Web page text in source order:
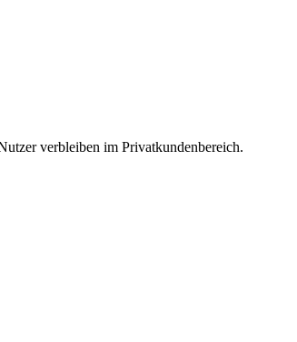
verbleiben im Privatkundenbereich.